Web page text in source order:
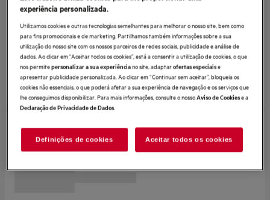
experiência personalizada.
Utilizamos cookies e outras tecnologias semelhantes para melhorar o nosso site, bem como
para fins promocionais e de marketing. Partilhamos também informações sobre a sua
utilização do nosso site com os nossos parceiros de redes sociais, publicidade e análise de
dados. Ao clicar em "Aceitar todos os cookies”, está a consentir a utilização de cookies, o que
nos permitepersonalizar a sua experiênciano site, adaptarofertas especiaise
apresentar publicidade personalizada. Ao clicar em “Continuar sem aceitar”, bloqueia os
cookies não essenciais, o que poderá afetar a sua experiência de navegação e os serviços que
lhe conseguimos disponibilizar. Para mais informações, consulte o nossoAviso de Cookiese a
Declaração de Privacidade de Dados.
Definições de cookies Aceitar todos os cookies